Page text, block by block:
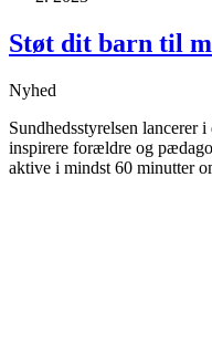
Støt dit barn til
Nyhed
Sundhedsstyrelsen lancerer
inspirere forældre og
aktive i mindst 60 minutter